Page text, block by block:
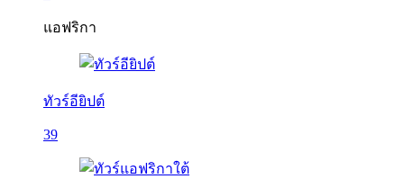
แอฟริกา
ทัวร์อียิปต์
39